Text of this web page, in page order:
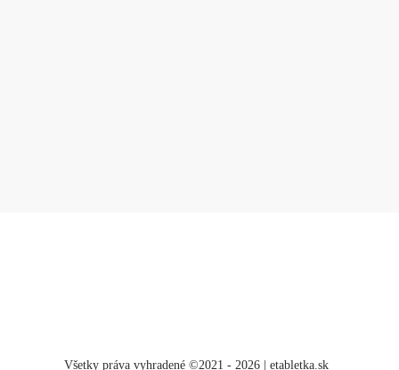
Všetky práva vyhradené ©2021 - 2026 | etabletka.sk